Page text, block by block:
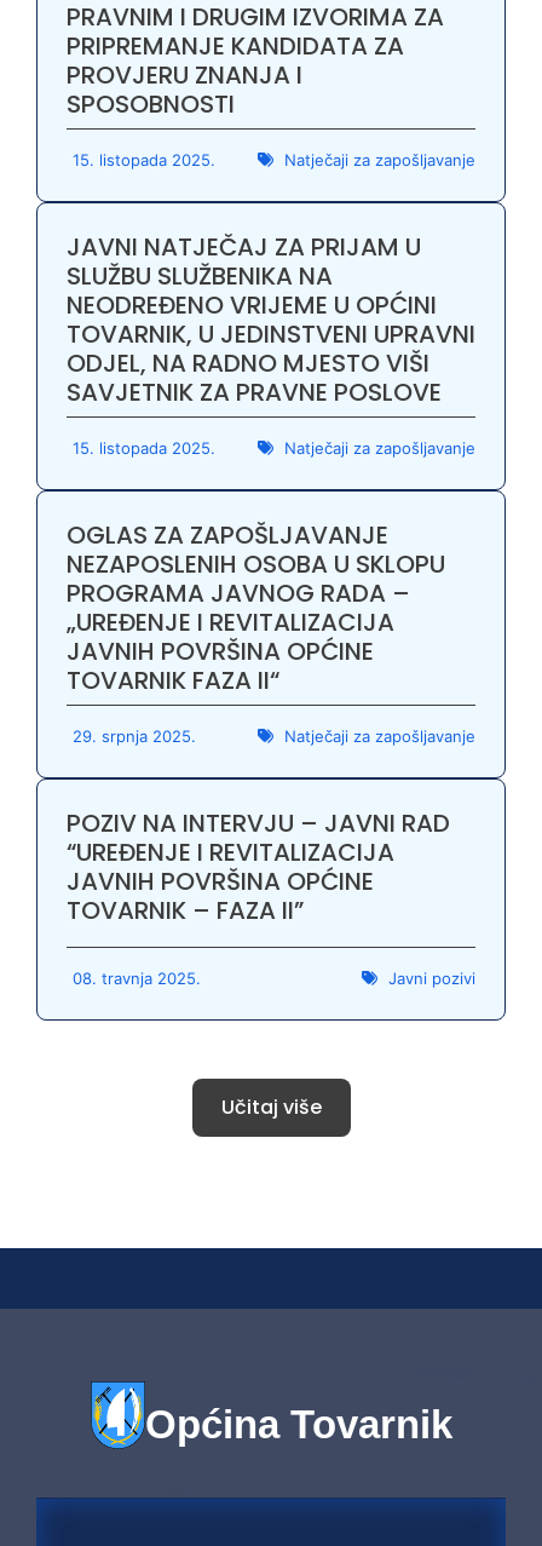
PRAVNIM I DRUGIM IZVORIMA ZA
PRIPREMANJE KANDIDATA ZA
PROVJERU ZNANJA I
SPOSOBNOSTI
15. listopada 2025. Natječaji za zapošljavanje
JAVNI NATJEČAJ ZA PRIJAM U
SLUŽBU SLUŽBENIKA NA
NEODREĐENO VRIJEME U OPĆINI
TOVARNIK, U JEDINSTVENI UPRAVNI
ODJEL, NA RADNO MJESTO VIŠI
SAVJETNIK ZA PRAVNE POSLOVE
15. listopada 2025. Natječaji za zapošljavanje
OGLAS ZA ZAPOŠLJAVANJE
NEZAPOSLENIH OSOBA U SKLOPU
PROGRAMA JAVNOG RADA –
„UREĐENJE I REVITALIZACIJA
JAVNIH POVRŠINA OPĆINE
TOVARNIK FAZA II“
29. srpnja 2025. Natječaji za zapošljavanje
POZIV NA INTERVJU – JAVNI RAD
“UREĐENJE I REVITALIZACIJA
JAVNIH POVRŠINA OPĆINE
TOVARNIK – FAZA II”
08. travnja 2025. Javni pozivi
Učitaj više
Općina Tovarnik